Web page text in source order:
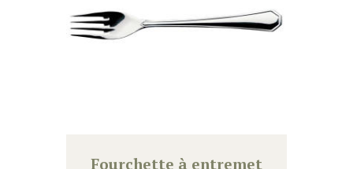
Fourchette à entremet